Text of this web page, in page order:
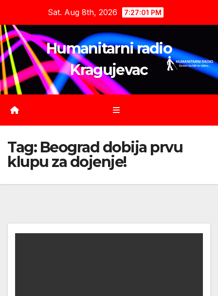
content
Sat. Aug 8th, 2026 7:27:02 PM
Humanitarni radio
Kragujevac
Tag: Beograd dobija prvu
klupu za dojenje!